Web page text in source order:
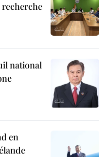
national
en